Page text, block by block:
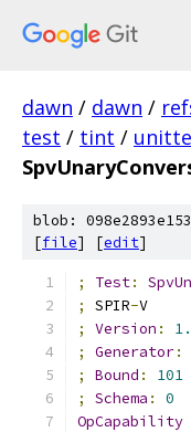
dawn / dawn /
test / tint /
blob:
[file] [edit]
; Test:
;
SPIR-V
;
Version :
;
Generator:
;
Bound :
101
;
Schema :
0
OpCapability